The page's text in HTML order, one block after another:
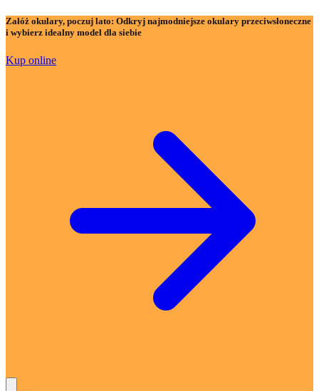
Załóż okulary, poczuj lato: Odkryj najmodniejsze okulary przeciwsłoneczne
i wybierz idealny model dla siebie
Kup online